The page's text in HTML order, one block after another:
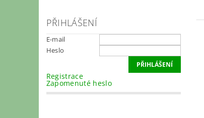
PŘIHLÁŠENÍ
E-mail
Heslo
Registrace
Zapomenuté heslo